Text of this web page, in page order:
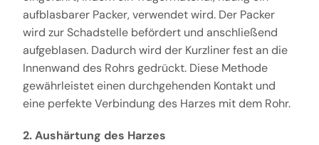
aufblasbarer Packer, verwendet wird. Der Packer
wird zur Schadstelle befördert und anschließend
aufgeblasen. Dadurch wird der Kurzliner fest an die
Innenwand des Rohrs gedrückt. Diese Methode
gewährleistet einen durchgehenden Kontakt und
eine perfekte Verbindung des Harzes mit dem Rohr.
2. Aushärtung des Harzes